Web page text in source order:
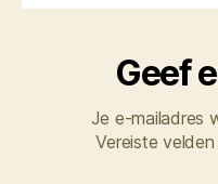
Geef
Je e-mailadres
Vereiste